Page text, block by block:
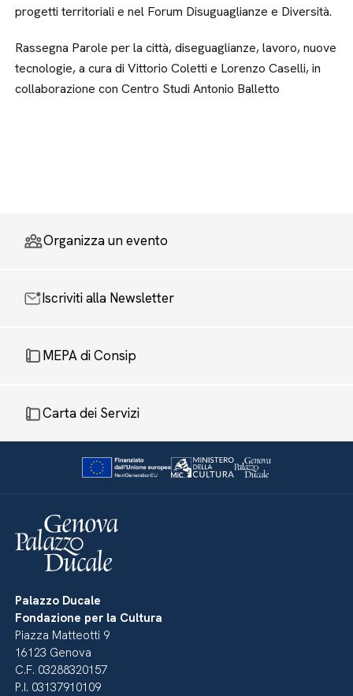
progetti territoriali e nel Forum Disuguaglianze e Diversità.
Rassegna Parole per la città, diseguaglianze, lavoro, nuove
tecnologie, a cura di Vittorio Coletti e Lorenzo Caselli, in
collaborazione con Centro Studi Antonio Balletto
Organizza un evento
Iscriviti alla Newsletter
MEPA di Consip
Carta dei Servizi
Palazzo Ducale
Fondazione per la Cultura
Piazza Matteotti 9
16123 Genova
C.F. 03288320157
P.I. 03137910109